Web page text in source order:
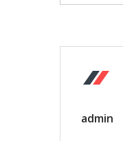
admin